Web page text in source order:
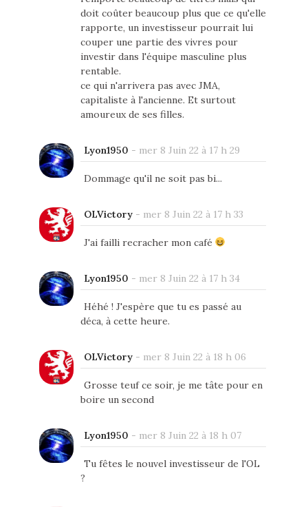
doit coûter beaucoup plus que ce qu'elle
rapporte, un investisseur pourrait lui
couper une partie des vivres pour
investir dans l'équipe masculine plus
rentable.
ce qui n'arrivera pas avec JMA,
capitaliste à l'ancienne. Et surtout
amoureux de ses filles.
Lyon1950 - mer 8 Juin 22 à 17 h 29
Dommage qu'il ne soit pas bi...
OLVictory- mer 8 Juin 22 à 17 h 33
J'ai failli recracher mon café
Lyon1950 - mer 8 Juin 22 à 17 h 34
Héhé ! J'espère que tu es passé au
déca, à cette heure.
OLVictory- mer 8 Juin 22 à 18 h 06
Grosse teuf ce soir, je me tâte pour en
boire un second
Lyon1950 - mer 8 Juin 22 à 18 h 07
Tu fêtes le nouvel investisseur de l'OL
?